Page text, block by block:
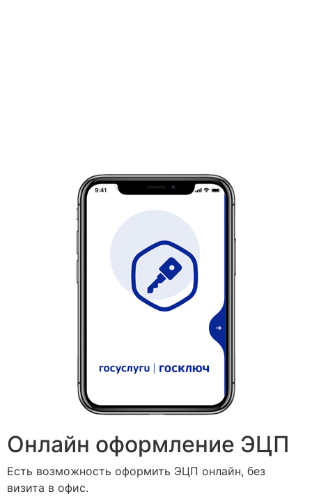
Онлайн оформление ЭЦП
Есть возможность оформить ЭЦП онлайн, без
визита в офис.